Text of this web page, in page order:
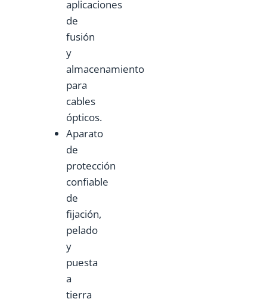
aplicaciones
de
fusión
y
almacenamiento
para
cables
ópticos.
Aparato
de
protección
confiable
de
fijación,
pelado
y
puesta
a
tierra